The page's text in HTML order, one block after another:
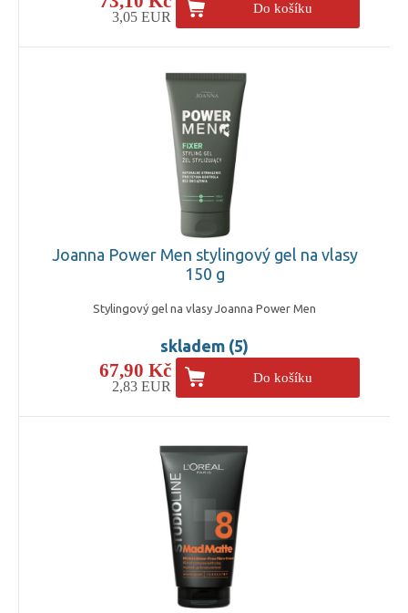
3,05 EUR
Do košíku
Joanna Power Men stylingový gel na vlasy
150 g
Stylingový gel na vlasy Joanna Power Men
skladem (5)
67,90 Kč
2,83 EUR
Do košíku